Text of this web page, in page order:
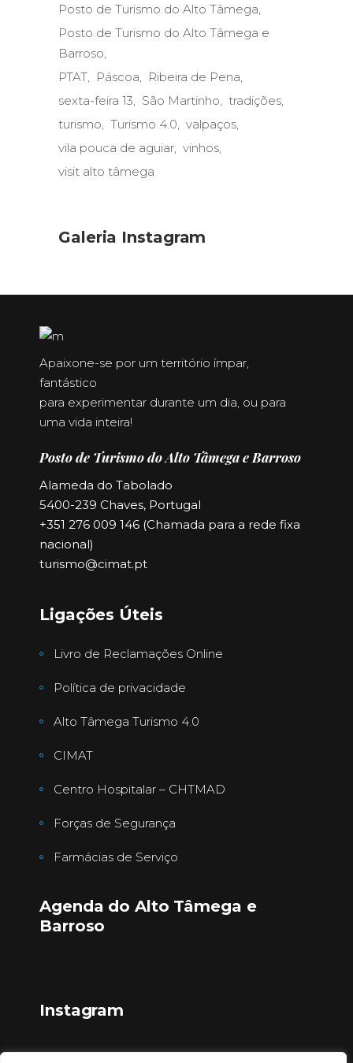
Posto de Turismo do Alto Tâmega
Posto de Turismo do Alto Tâmega e
Barroso
PTAT
Páscoa
Ribeira de Pena
sexta-feira 13
São Martinho
tradições
turismo
Turismo 4.0
valpaços
vila pouca de aguiar vinhos
visit alto tâmega
Galeria Instagram
Apaixone-se por um território ímpar,
fantástico
para experimentar durante um dia, ou para
uma vida inteira!
Posto de Turismo do Alto Tâmega e Barroso
Alameda do Tabolado
5400-239 Chaves, Portugal
+351 276 009 146 (Chamada para a rede fixa
nacional)
turismo@cimat.pt
Ligações Úteis
Livro de Reclamações Online
Política de privacidade
Alto Tâmega Turismo 4.0
CIMAT
Centro Hospitalar – CHTMAD
Forças de Segurança
Farmácias de Serviço
Agenda do Alto Tâmega e
Barroso
Instagram